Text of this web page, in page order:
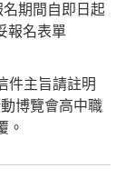
期間自即日起
報名表單
件主旨請註明
博覽會高中職
。